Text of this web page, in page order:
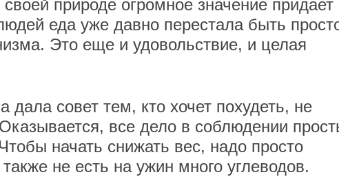
природе огромное значение придает
еда уже давно перестала быть
Это еще и удовольствие, и целая
дала совет тем, кто хочет похудеть, не
все дело в соблюдении
начать снижать вес, надо просто
не есть на ужин много углеводов.